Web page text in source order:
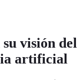
visión del
artificial